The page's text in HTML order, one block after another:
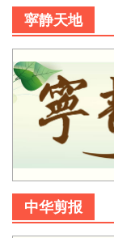
寜静天地
中华剪报